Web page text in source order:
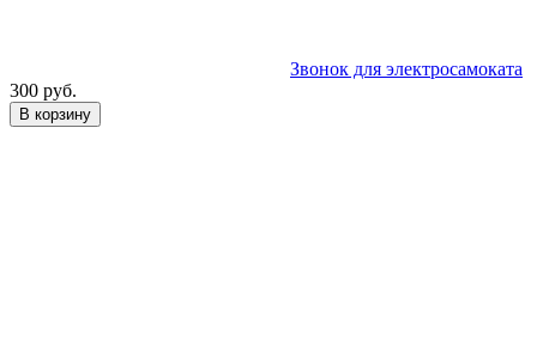
Звонок для электросамоката
300 руб.
В корзину